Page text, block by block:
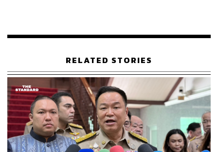
การส่งเสริมการท่องเที่ยวท้องถิ่น รวมถึงการช่วยเหลือคน
เซ็นทรัล ทำ ซึ่งได้ช่วยเหลือรวมกว่า 30,000 ครัวเรือน ใน 50
จังหวัด
– สร้างแพลตฟอร์มระดมทุนออนไลน์ (Crowdfunding
Platform) ให้คนที่ต้องการเริ่มธุรกิจใหม่แต่ยังขาดเงินทุน
รวมถึงสนับสนุนนักเรียน โรงเรียน โรงพยาบาล และงานวิจัย
ตั้งเป้าการระดมทุนกว่า 100 ล้านบาท
มาตรการลดค่าครองชีพ
RELATED STORIES